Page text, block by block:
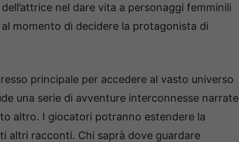
nel dare vita a personaggi femminili
momento di decidere la protagonista di
principale per accedere al vasto universo
una serie di avventure interconnesse narrate
altro. I giocatori potranno estendere la
altri racconti. Chi saprà dove guardare